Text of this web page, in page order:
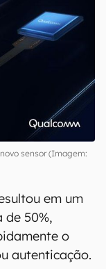
sensor (Imagem:
em um
de 50%,
o
autenticação.